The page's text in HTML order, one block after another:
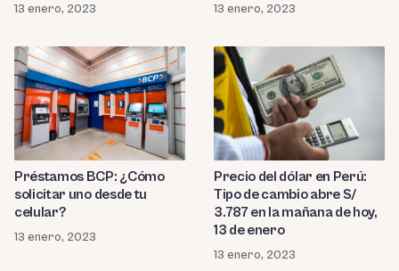
13 enero, 2023 13 enero, 2023
Préstamos BCP: ¿Cómo
solicitar uno desde tu
celular?
13 enero, 2023
Precio del dólar en Perú:
Tipo de cambio abre S/
3.787 en la mañana de hoy,
13 de enero
13 enero, 2023